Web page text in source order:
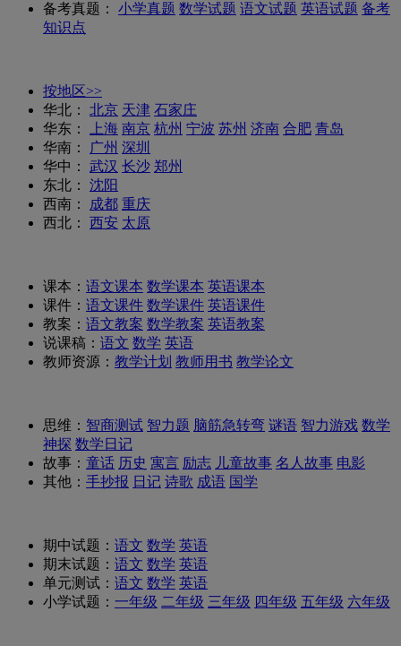
备考真题：
小学真题 数学试题 语文试题 英语试题 备考
知识点
按地区>>
华北：
北京 天津 石家庄
华东：
上海 南京 杭州 宁波 苏州 济南 合肥 青岛
华南：
广州 深圳
华中：
武汉 长沙 郑州
东北：
沈阳
西南：
成都 重庆
西北：
西安 太原
课本： 语文课本 数学课本 英语课本
课件： 语文课件 数学课件 英语课件
教案： 语文教案 数学教案 英语教案
说课稿： 语文 数学 英语
教师资源： 教学计划 教师用书 教学论文
思维： 智商测试 智力题 脑筋急转弯 谜语 智力游戏 数学
神探 数学日记
故事： 童话 历史 寓言 励志 儿童故事 名人故事 电影
其他： 手抄报 日记 诗歌 成语 国学
期中试题： 语文 数学 英语
期末试题： 语文 数学 英语
单元测试： 语文 数学 英语
小学试题： 一年级 二年级 三年级 四年级 五年级 六年级